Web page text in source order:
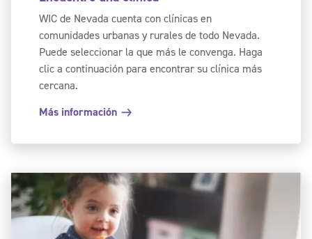
WIC de Nevada cuenta con clínicas en
comunidades urbanas y rurales de todo Nevada.
Puede seleccionar la que más le convenga. Haga
clic a continuación para encontrar su clínica más
cercana.
Más información